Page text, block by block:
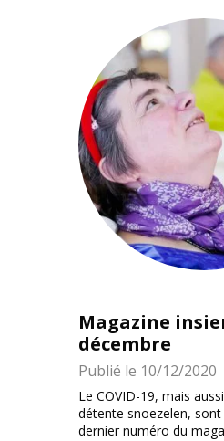
Magazine
décembre
Publié le 10/12/2020
Le COVID-19, mais
détente snoezelen,
dernier numéro du